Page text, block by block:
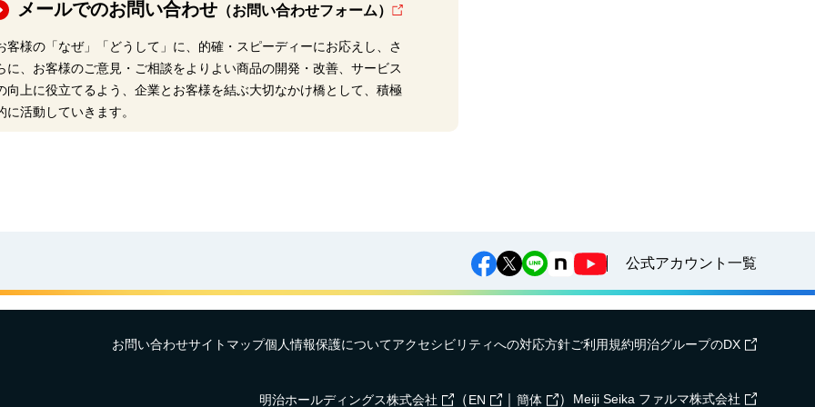
メールでのお問い合わせ（お問い合わせフォーム）
客様の「なぜ」「どうして」に、的確・スピーディーにお応えし、さ
に、お客様のご意見・ご相談をよりよい商品の開発・改善、サービス
向上に役立てるよう、企業とお客様を結ぶ大切なかけ橋として、積極
に活動していきます。
公式アカウント一覧
お問い合わせサイトマップ個人情報保護についてアクセシビリティへの対応方針ご利用規約明治グループのDX
明治ホールディングス株式会社 （EN 簡体 ） Meiji Seika ファルマ株式会社